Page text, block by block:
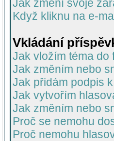
Jak změní svoje
Když kliknu na e-
Vkládání
Jak vložím téma do
Jak změním nebo
Jak přidám podpis
Jak vytvořím
Jak změním nebo
Proč se nemohu
Proč nemohu